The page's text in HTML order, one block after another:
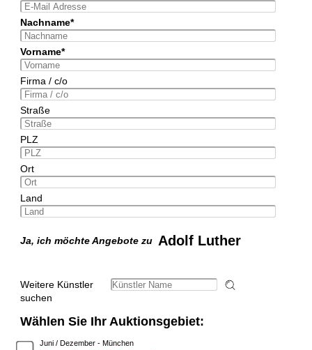
Nachname*
Vorname*
Firma / c/o
Straße
PLZ
Ort
Land
Ja, ich möchte Angebote zu Adolf Luther
Weitere Künstler
suchen
Wählen Sie Ihr Auktionsgebiet:
Juni / Dezember - München